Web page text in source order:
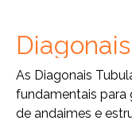
As Diagonais
fundamentais para
de andaimes e